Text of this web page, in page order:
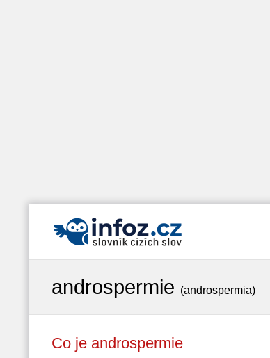
androspermie (androspermia)
Co je androspermie